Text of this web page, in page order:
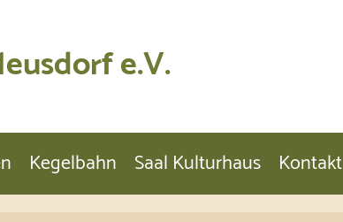
e.V.
Kegelbahn Saal Kulturhaus Kontakt